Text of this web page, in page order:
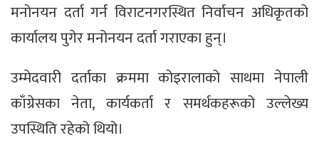
मनोनयन दर्ता गर्न विराटनगरस्थित निर्वाचन अधिकृतको
कार्यालय पुगेर मनोनयन दर्ता गराएका हुन्।
उम्मेदवारी दर्ताका क्रममा कोइरालाको साथमा नेपाली
काँग्रेसका नेता, कार्यकर्ता र समर्थकहरूको उल्लेख्य
उपस्थिति रहेको थियो।